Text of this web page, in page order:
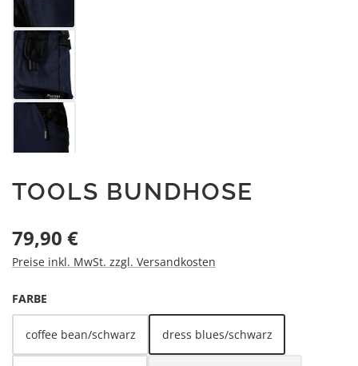
TOOLS BUNDHOSE
Regulärer Preis:
79,90 €
Preise inkl. MwSt. zzgl. Versandkosten
FARBE
coffee bean/schwarz dress blues/schwarz